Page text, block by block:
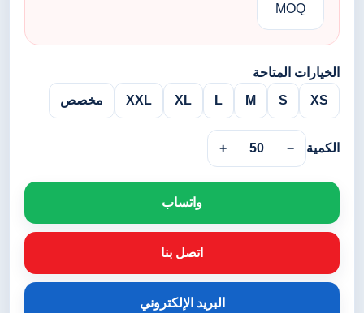
MOQ
الخيارات المتاحة
XS
S
M
L
XL
XXL مخصص
الكمية −
50
+
واتساب
اتصل بنا
البريد الإلكتروني